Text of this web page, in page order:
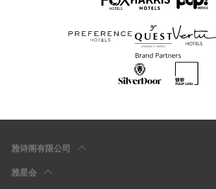
雅诗阁有限公司
雅星会